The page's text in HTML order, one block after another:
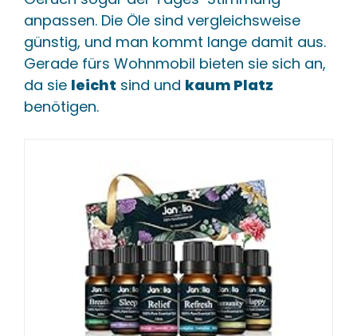
anpassen. Die Öle sind vergleichsweise
günstig, und man kommt lange damit aus.
Gerade fürs Wohnmobil bieten sie sich an,
da sie leicht sind und kaum Platz
benötigen.